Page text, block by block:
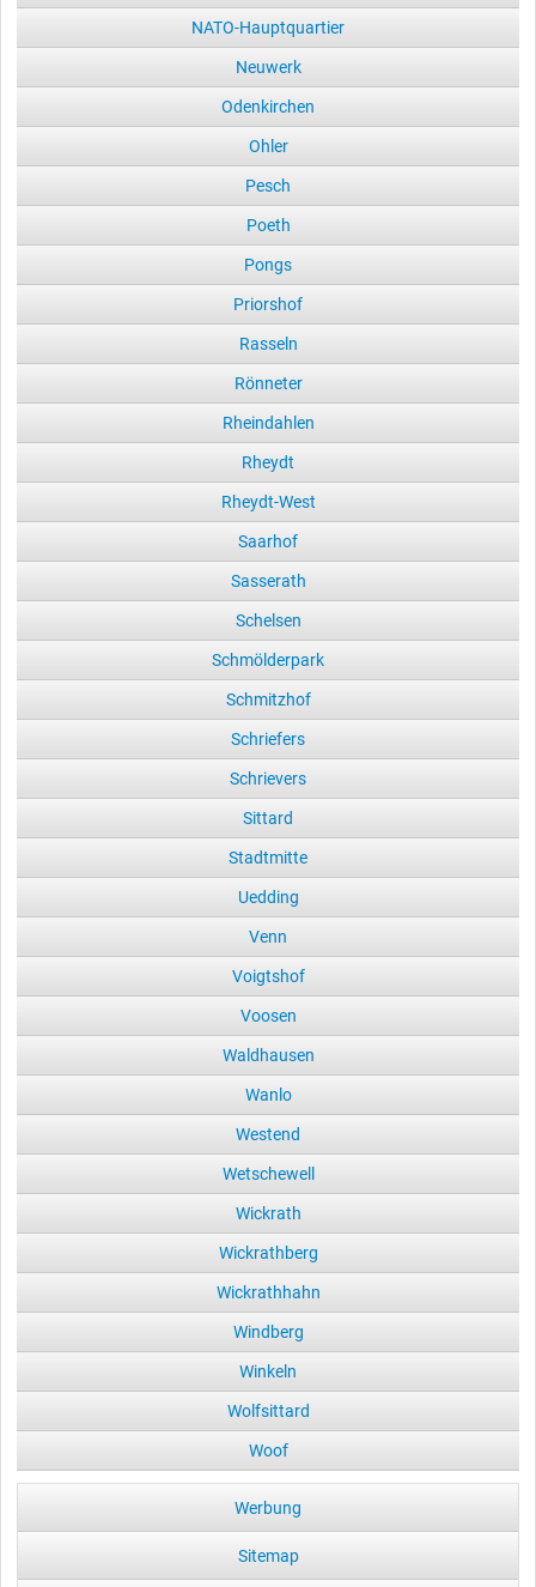
NATO-Hauptquartier
Neuwerk
Odenkirchen
Ohler
Pesch
Poeth
Pongs
Priorshof
Rasseln
Rönneter
Rheindahlen
Rheydt
Rheydt-West
Saarhof
Sasserath
Schelsen
Schmölderpark
Schmitzhof
Schriefers
Schrievers
Sittard
Stadtmitte
Uedding
Venn
Voigtshof
Voosen
Waldhausen
Wanlo
Westend
Wetschewell
Wickrath
Wickrathberg
Wickrathhahn
Windberg
Winkeln
Wolfsittard
Woof
Werbung
Sitemap